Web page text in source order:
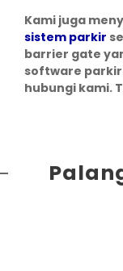
Kami juga
sistem parkir
barrier gate
software
hubungi kami.